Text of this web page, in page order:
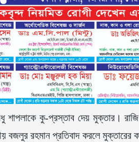
শাপলাকে কু-প্রস্তাব দেয় মুক্তার।
রহমান প্রতিবাদ করলে মুক্তারের